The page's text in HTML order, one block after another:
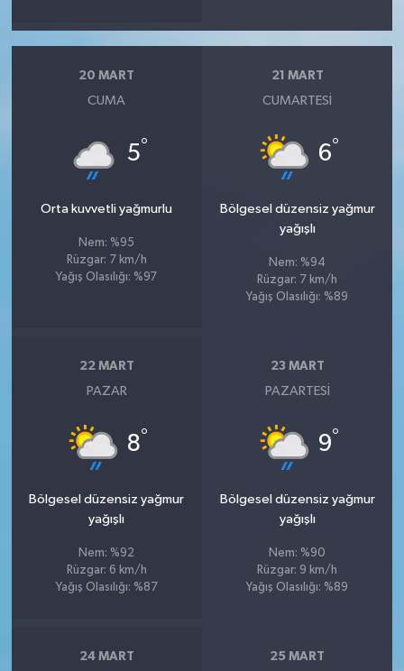
20 MART
CUMA
5°
Orta kuvvetli yağmurlu
Nem: %95
Rüzgar: 7 km/h
Yağış Olasılığı: %97
21 MART
CUMARTESI
6°
Bölgesel düzensiz yağmur
yağışlı
Nem: %94
Rüzgar: 7 km/h
Yağış Olasılığı: %89
22 MART
PAZAR
8°
Bölgesel düzensiz yağmur
yağışlı
Nem: %92
Rüzgar: 6 km/h
Yağış Olasılığı: %87
23 MART
PAZARTESI
9°
Bölgesel düzensiz yağmur
yağışlı
Nem: %90
Rüzgar: 9 km/h
Yağış Olasılığı: %89
24 MART 25 MART